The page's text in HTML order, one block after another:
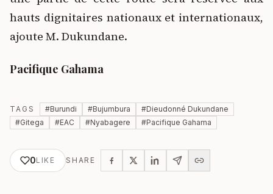
hauts dignitaires nationaux et internationaux,
ajoute M. Dukundane.
Pacifique Gahama
TAGS #Burundi #Bujumbura #Dieudonné Dukundane
#Gitega #EAC #Nyabagere #Pacifique Gahama
0LIKE SHARE